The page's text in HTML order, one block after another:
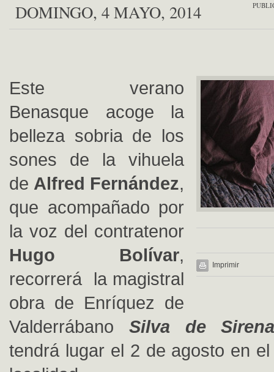
DOMINGO, 4 MAYO, 2014
Imprimir
Este verano
Benasque acoge la
belleza sobria de los
sones de la vihuela
de Alfred Fernández,
que acompañado por
la voz del contratenor
Hugo Bolívar,
recorrerá la magistral
obra de Enríquez de
Valderrábano Silva de
tendrá lugar el 2 de agosto en